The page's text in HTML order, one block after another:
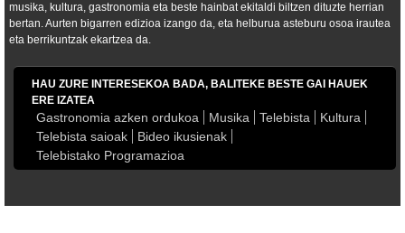
musika, kultura, gastronomia eta beste hainbat ekitaldi biltzen dituzte herrian
bertan. Aurten bigarren edizioa izango da, eta helburua asteburu osoa irautea
eta berrikuntzak ekartzea da.
HAU ZURE INTERESEKOA BADA, BALITEKE BESTE GAI HAUEK
ERE IZATEA
Gastronomia azken ordukoa Musika Telebista
Kultura
Telebista saioak
Bideo ikusienak
Telebistako Programazioa